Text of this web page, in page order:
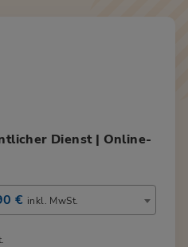
Dienst | Online-
€ inkl. MwSt.